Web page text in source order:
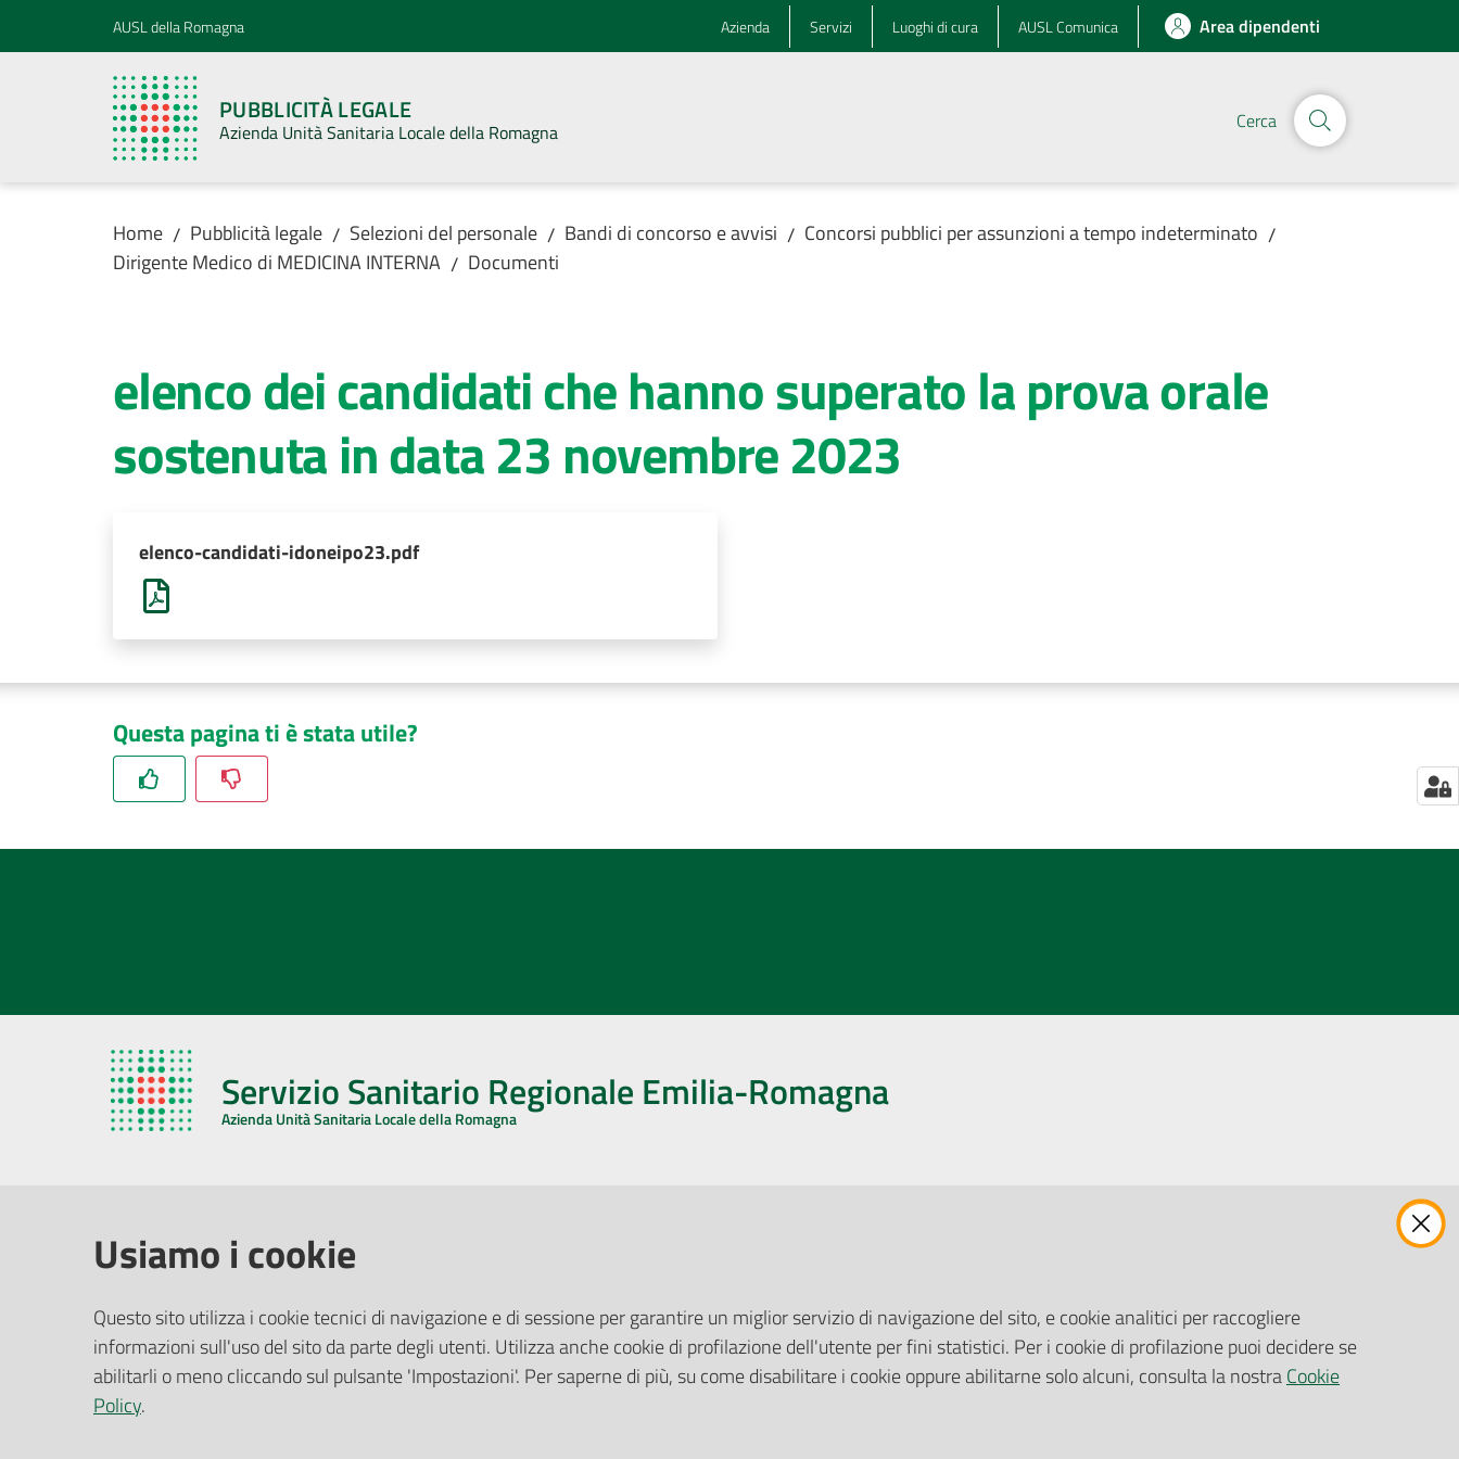
Vai al contenuto
Vai alla navigazioneAUSL della Romagna Azienda Servizi Luoghi di cura AUSL Comunica Area dipendenti
PUBBLICITÀ LEGALE
Azienda Unità Sanitaria Locale della Romagna Cerca
Home / Pubblicità legale / Selezioni del personale / Bandi di concorso e avvisi / Concorsi pubblici per assunzioni a tempo indeterminato /
Dirigente Medico di MEDICINA INTERNA / Documenti
elenco dei candidati che hanno superato la prova orale
sostenuta in data 23 novembre 2023
elenco-candidati-idoneipo23.pdf
Questa pagina ti è stata utile?
Servizio Sanitario Regionale Emilia-Romagna
Azienda Unità Sanitaria Locale della Romagna
Via De Gasperi, 8 - 48121 Ravenna (RA)
CF/P.IVA:02483810392
PEC:
azienda@pec.auslromagna.it
Ufficio Relazioni con il Pubblico
Riferimenti per la Stampa
Pubblicità legale
Albo Pretorio
Privacy Policy
Attuazione Misure PNRR
Gare e Appalti
Richiesta Patrocinio
Usiamo i cookie
Questo sito utilizza i cookie tecnici di navigazione e di sessione per garantire un miglior servizio di navigazione del sito, e cookie analitici per raccogliere
informazioni sull'uso del sito da parte degli utenti. Utilizza anche cookie di profilazione dell'utente per fini statistici. Per i cookie di profilazione puoi decidere se
abilitarli o meno cliccando sul pulsante 'Impostazioni'. Per saperne di più, su come disabilitare i cookie oppure abilitarne solo alcuni, consulta la nostraCookie
Policy.